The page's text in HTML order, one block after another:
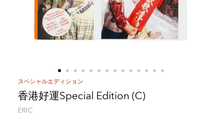
スペシャルエディション
香港好運Special Edition (C)
ERIC